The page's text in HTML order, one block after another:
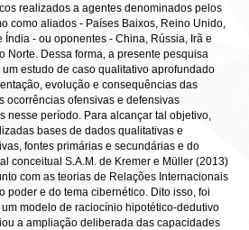
realizados a agentes denominados pelos
como aliados - Países Baixos, Reino Unido,
Índia - ou oponentes - China, Rússia, Irã e
Norte. Dessa forma, a presente pesquisa
estudo de caso qualitativo aprofundado
evolução e consequências das
ocorrências ofensivas e defensivas
nesse período. Para alcançar tal objetivo,
bases de dados qualitativas e
fontes primárias e secundárias e do
conceitual S.A.M. de Kremer e Müller (2013)
com as teorias de Relações Internacionais
poder e do tema cibernético. Dito isso, foi
modelo de raciocínio hipotético-dedutivo
a ampliação deliberada das capacidades